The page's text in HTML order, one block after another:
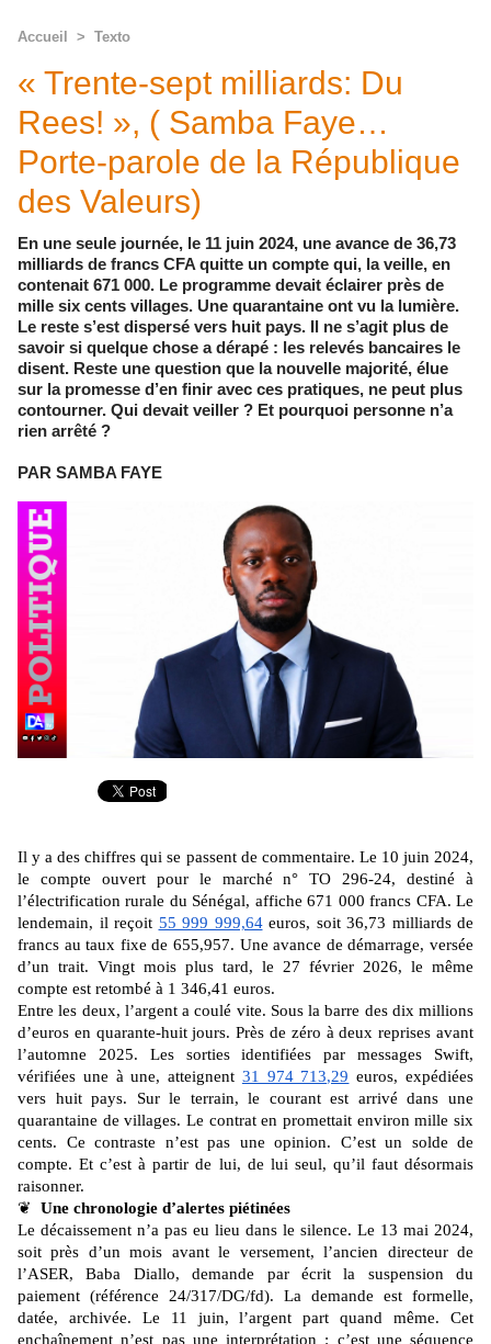
Accueil > Texto
« Trente-sept milliards: Du
Rees! », ( Samba Faye…
Porte-parole de la République
des Valeurs)
En une seule journée, le 11 juin 2024, une avance de 36,73
milliards de francs CFA quitte un compte qui, la veille, en
contenait 671 000. Le programme devait éclairer près de
mille six cents villages. Une quarantaine ont vu la lumière.
Le reste s’est dispersé vers huit pays. Il ne s’agit plus de
savoir si quelque chose a dérapé : les relevés bancaires le
disent. Reste une question que la nouvelle majorité, élue
sur la promesse d’en finir avec ces pratiques, ne peut plus
contourner. Qui devait veiller ? Et pourquoi personne n’a
rien arrêté ?
PAR SAMBA FAYE
Il y a des chiffres qui se passent de commentaire. Le 10 juin 2024,
le compte ouvert pour le marché n° TO 296-24, destiné à
l’électrification rurale du Sénégal, affiche 671 000 francs CFA. Le
lendemain, il reçoit 55 999 999,64euros, soit 36,73 milliards de
francs au taux fixe de 655,957. Une avance de démarrage, versée
d’un trait. Vingt mois plus tard, le 27 février 2026, le même
compte est retombé à 1 346,41 euros.
Entre les deux, l’argent a coulé vite. Sous la barre des dix millions
d’euros en quarante-huit jours. Près de zéro à deux reprises avant
l’automne 2025. Les sorties identifiées par messages Swift,
vérifiées une à une, atteignent 31 974 713,29 euros, expédiées
vers huit pays. Sur le terrain, le courant est arrivé dans une
quarantaine de villages. Le contrat en promettait environ mille six
cents. Ce contraste n’est pas une opinion. C’est un solde de
compte. Et c’est à partir de lui, de lui seul, qu’il faut désormais
raisonner.
❦ Une chronologie d’alertes piétinées
Le décaissement n’a pas eu lieu dans le silence. Le 13 mai 2024,
soit près d’un mois avant le versement, l’ancien directeur de
l’ASER, Baba Diallo, demande par écrit la suspension du
paiement (référence 24/317/DG/fd). La demande est formelle,
datée, archivée. Le 11 juin, l’argent part quand même. Cet
enchaînement n’est pas une interprétation : c’est une séquence